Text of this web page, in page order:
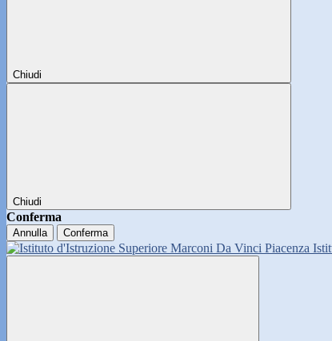
Chiudi
Chiudi
Conferma
Annulla Conferma